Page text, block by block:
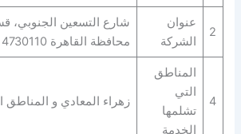
2
عنوان
الشركة
شارع التسعين الجنوبي،
محافظة القاهرة‬ 4730110
4
المناطق
التي
تشلمها
الخدمة
زهراء المعادي و المناطق